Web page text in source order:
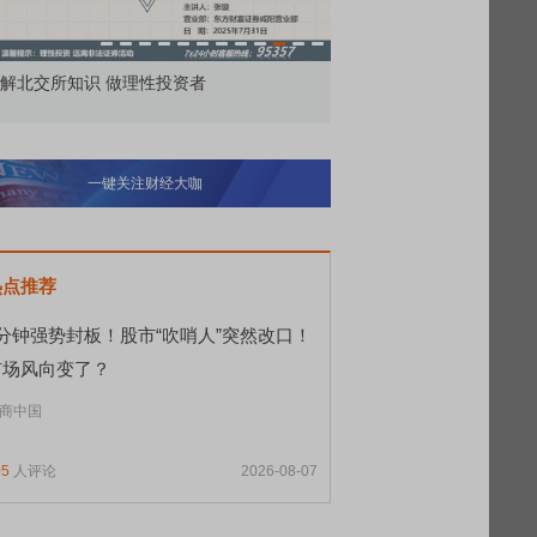
北交所知识 做理性投资者
一键关注财经大咖
推荐
钟强势封板！股市“吹哨人”突然改口！
风向变了？
中国
人评论 2026-08-07